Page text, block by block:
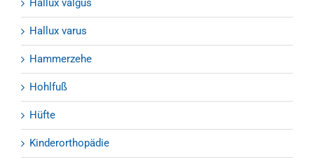
Hallux valgus
Hallux varus
Hammerzehe
Hohlfuß
Hüfte
Kinderorthopädie